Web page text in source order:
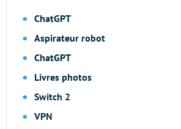
ChatGPT
Aspirateur robot
ChatGPT
Livres photos
Switch 2
VPN